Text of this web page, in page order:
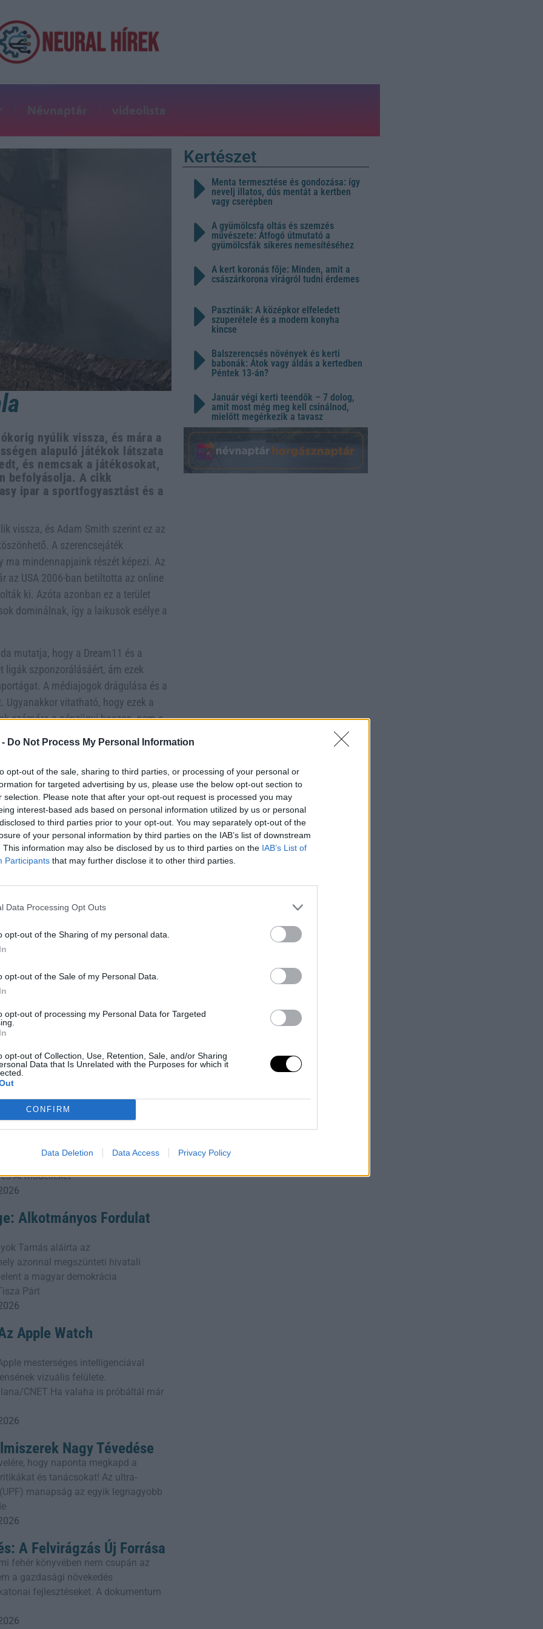
Do Not Process My Personal Information
opt-out of the sale, sharing to third parties, or processing of your personal or
for targeted advertising by us, please use the below opt-out section to
selection. Please note that after your opt-out request is processed you may
interest-based ads based on personal information utilized by us or personal
to third parties prior to your opt-out. You may separately opt-out of the
of your personal information by third parties on the IAB’s list of downstream
This information may also be disclosed by us to third parties on the IAB’s List of
Participants that may further disclose it to other third parties.
Data Processing Opt Outs
opt-out of the Sharing of my personal data.
opt-out of the Sale of my Personal Data.
opt-out of processing my Personal Data for Targeted
opt-out of Collection, Use, Retention, Sale, and/or Sharing
Data that Is Unrelated with the Purposes for which it
CONFIRM
Data Deletion Data Access Privacy Policy
Névnaptár videolista
nyúlik vissza, és mára a
alapuló játékok látszata
és nemcsak a játékosokat,
befolyásolja. A cikk
ipar a sportfogyasztást és a
vissza, és Adam Smith szerint ez az
A szerencsejáték
mindennapjaink részét képezi. Az
az USA 2006-ban betiltotta az online
ki. Azóta azonban ez a terület
dominálnak, így a laikusok esélye a
mutatja, hogy a Dream11 és a
ligák szponzorálásáért, ám ezek
A médiajogok drágulása és a
vitatható, hogy ezek a
számára a pénzügyi haszon, nem a
a sport lényegétől: a
teljesítmény pénzügyi
és mérgező közösségi
tiltása, hanem a szabályozás és
egészséges maradjon, és ne csak
and-the-unspoken-price
Így Maradjatok Együtt
szeretnének
terhet jelenthet – de hogyan
hogy tönkremennél? Ez a cikk
a
a nagy kérdést: hogyan tanítsa
robotját úszni? A kanadai fiú végül
AI-modelleket
Alkotmányos Fordulat
Tamás aláírta az
azonnal megszünteti hivatali
a magyar demokrácia
Párt
Apple Watch
mesterséges intelligenciával
vizuális felülete.
CNET Ha valaha is próbáltál már
Nagy Tévedése
hogy naponta megkapd a
és tanácsokat! Az ultra-
manapság az egyik legnagyobb
A Felvirágzás Új Forrása
fehér könyvében nem csupán az
a gazdasági növekedés
fejlesztéseket. A dokumentum
Kertészet
Menta termesztése és gondozása: így
nevelj illatos, dús mentát a kertben
vagy cserépben
A gyümölcsfa oltás és szemzés
művészete: Átfogó útmutató a
gyümölcsfák sikeres nemesítéséhez
A kert koronás fője: Minden, amit a
császárkorona virágról tudni érdemes
Pasztinák: A középkor elfeledett
szuperétele és a modern konyha
kincse
Balszerencsés növények és kerti
babonák: Átok vagy áldás a kertedben
Péntek 13-án?
Január végi kerti teendők – 7 dolog,
amit most még meg kell csinálnod,
mielőtt megérkezik a tavasz